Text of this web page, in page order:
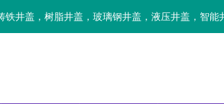
井盖，树脂井盖，玻璃钢井盖，液压井盖，智能